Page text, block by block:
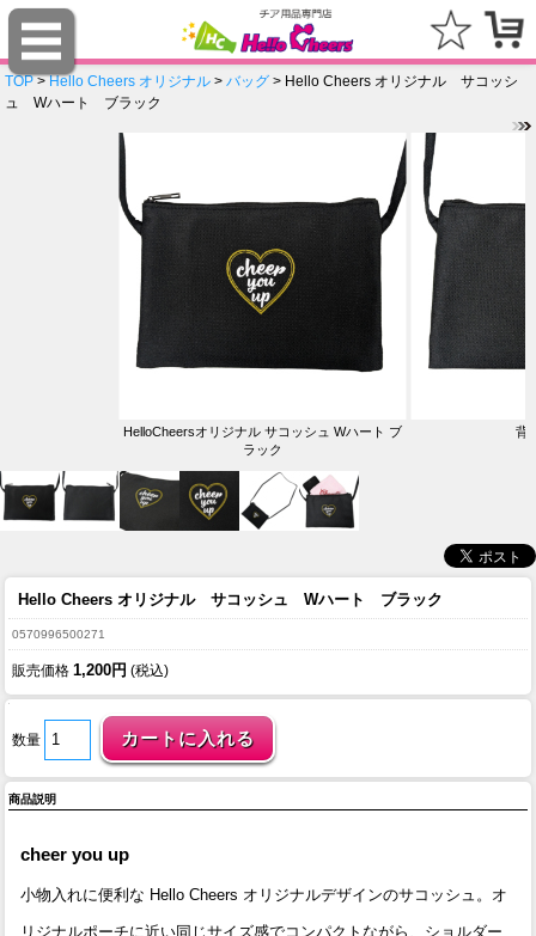
TOP>Hello Cheers オリジナル >バッグ > Hello Cheers オリジナル サコッシ
ュ Wハート ブラック
HelloCheersオリジナル サコッシュ Wハート ブ
ラック
背
Hello Cheers オリジナル サコッシュ Wハート ブラック
0570996500271
販売価格 1,200円 (税込)
数量
商品説明
cheer you up
小物入れに便利な Hello Cheers オリジナルデザインのサコッシュ。オ
リジナルポーチに近い同じサイズ感でコンパクトながら、ショルダー